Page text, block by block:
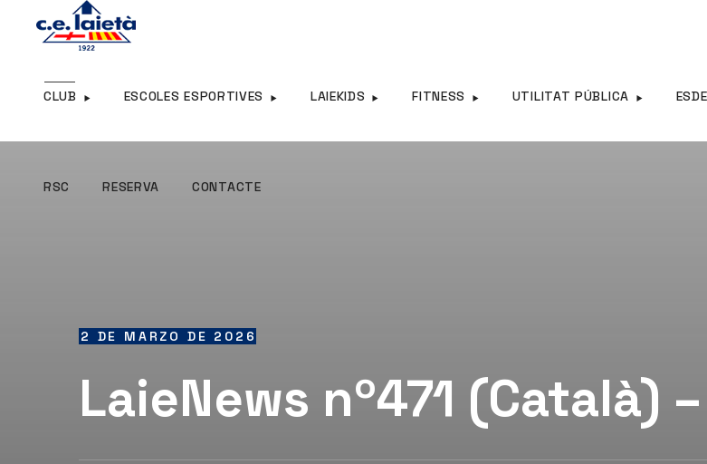
CLUB ESCOLES ESPORTIVES LAIEKIDS FITNESS UTILITAT PÚBLICA
RSC RESERVA CONTACTE
RSC RESERVA
2 DE MARZO DE 2026
LaieNews nº471 (Català)